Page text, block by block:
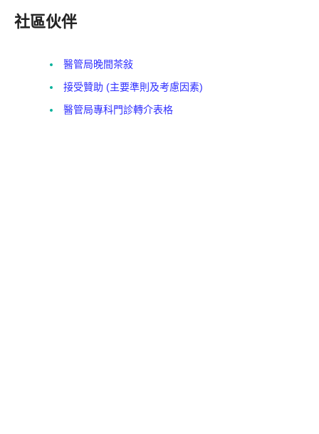
社區伙伴
醫管局晚間茶敍
接受贊助 (主要準則及考慮因素)
醫管局專科門診轉介表格